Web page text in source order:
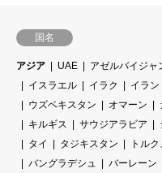
国名
アジア UAE アゼルバイジャ
イスラエル
イラク イラン
ウズベキスタン
オマーン
キルギス
サウジアラビア
タイ
タジキスタン トル
バングラデシュ
バーレーン